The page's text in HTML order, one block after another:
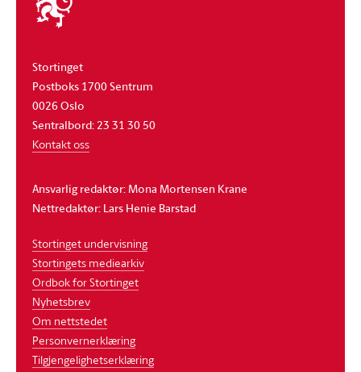
stortinget
Stortinget
Postboks 1700 Sentrum
0026 Oslo
Sentralbord: 23 31 30 50
Kontakt oss
Ansvarlig redaktør: Mona Mortensen Krane
Nettredaktør: Lars Henie Barstad
Stortinget undervisning
Stortingets mediearkiv
Ordbok for Stortinget
Nyhetsbrev
Om nettstedet
Personvernerklæring
Tilgjengelighetserklæring